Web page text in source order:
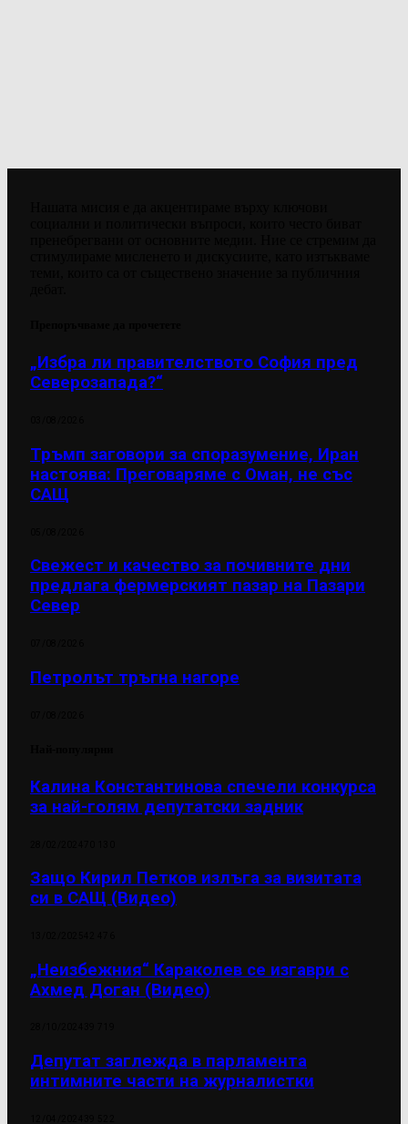
„Избра ли правителството София пред
Северозапада?“
Тръмп заговори за споразумение, Иран
настоява: Преговаряме с Оман, не със
САЩ
Свежест и качество за почивните дни
предлага фермерският пазар на Пазари
Север
Петролът тръгна нагоре
Калина Константинова спечели конкурса
за най-голям депутатски задник
Защо Кирил Петков излъга за визитата
си в САЩ (Видео)
„Неизбежния“ Караколев се изгаври с
Ахмед Доган (Видео)
Депутат заглежда в парламента
интимните части на журналистки